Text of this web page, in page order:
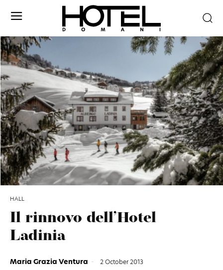
HALL
Il rinnovo dell’Hotel
Ladinia
Maria Grazia Ventura - 2 October 2013